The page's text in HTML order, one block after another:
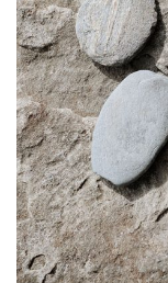
A
LEHMANN
Lehmann se
necesidad